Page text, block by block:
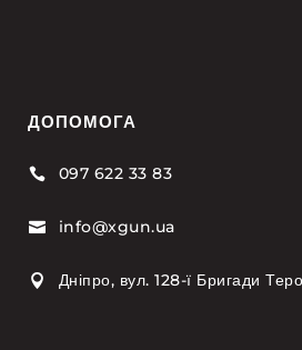
ДОПОМОГА
 097 622 33 83
 info@xgun.ua
 Дніпро, вул. 128-ї Бригади